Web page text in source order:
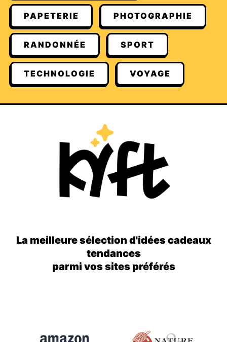
PAPETERIE PHOTOGRAPHIE
RANDONNÉE SPORT
TECHNOLOGIE VOYAGE
La meilleure sélection d'idées cadeaux
tendances
parmi vos sites préférés